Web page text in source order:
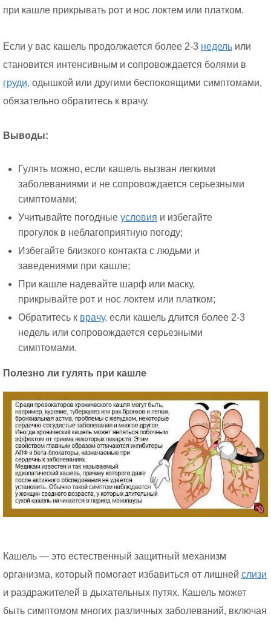
при кашле прикрывать рот и нос локтем или платком.
Если у вас кашель продолжается более 2-3 недель или
становится интенсивным и сопровождается болями в
груди, одышкой или другими беспокоящими симптомами,
обязательно обратитесь к врачу.
Выводы:
Гулять можно, если кашель вызван легкими
заболеваниями и не сопровождается серьезными
симптомами;
Учитывайте погодные условия и избегайте
прогулок в неблагоприятную погоду;
Избегайте близкого контакта с людьми и
заведениями при кашле;
При кашле надевайте шарф или маску,
прикрывайте рот и нос локтем или платком;
Обратитесь к врачу, если кашель длится более 2-3
недель или сопровождается серьезными
симптомами.
Полезно ли гулять при кашле
Кашель — это естественный защитный механизм
организма, который помогает избавиться от лишней слизи
и раздражителей в дыхательных путях. Кашель может
быть симптомом многих различных заболеваний, включая